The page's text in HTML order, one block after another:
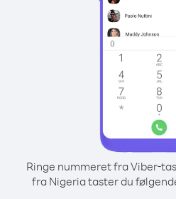
Ringe nummeret fra Viber-
fra Nigeria taster du